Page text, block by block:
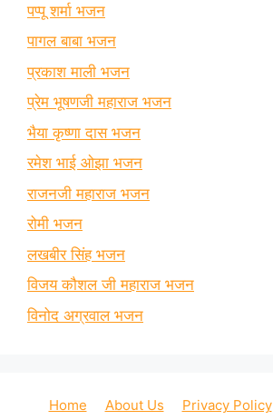
पप्पू शर्मा भजन
पागल बाबा भजन
प्रकाश माली भजन
प्रेम भूषणजी महाराज भजन
भैया कृष्णा दास भजन
रमेश भाई ओझा भजन
राजनजी महाराज भजन
रोमी भजन
लखबीर सिंह भजन
विजय कौशल जी महाराज भजन
विनोद अग्रवाल भजन
Home About Us Privacy Policy